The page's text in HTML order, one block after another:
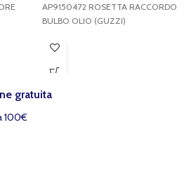
AP9150472 ROSETTA RACCORDO
BULBO OLIO (GUZZI)
gratuita
100€